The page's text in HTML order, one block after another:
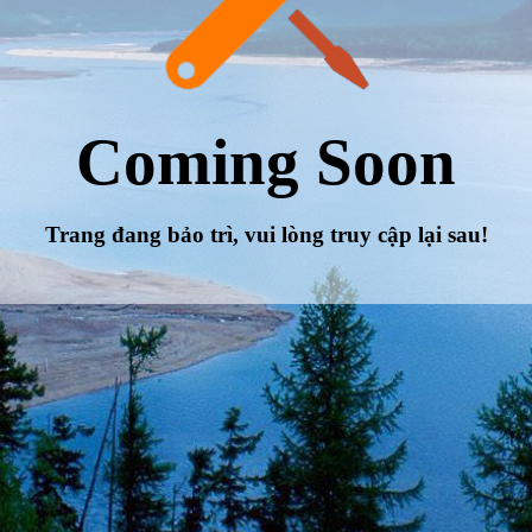
Coming Soon
Trang đang bảo trì, vui lòng truy cập lại sau!